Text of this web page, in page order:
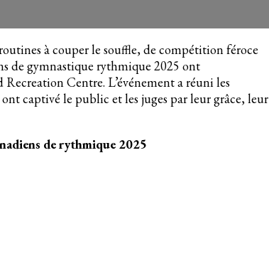
à couper le souffle, de compétition féroce
de gymnastique rythmique 2025 ont
Centre. L’événement a réuni les
captivé le public et les juges par leur grâce, leur
de rythmique 2025